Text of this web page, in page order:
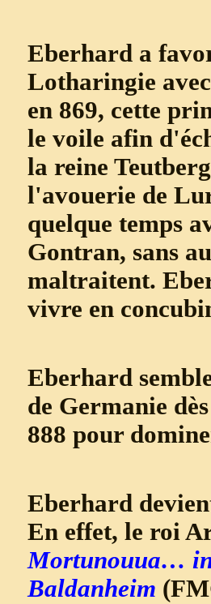
Eberhard a
Lotharingie
en 869, cette
le voile afin
la reine
l'avouerie de
quelque temps
Gontran, sans
maltraitent.
vivre en
Eberhard
de Germanie
888 pour
Eberhard
En effet, le roi
Mortunouua… in
Baldanheim